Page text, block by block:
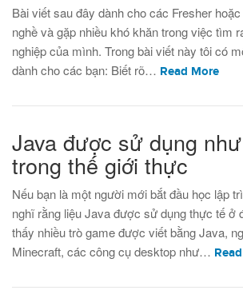
Bài viết sau đây dành cho các Fresher
nghề và gặp nhiều khó khăn trong việc tìm
nghiệp của mình. Trong bài viết này tôi có
dành cho các bạn: Biết rõ… Read More
Java được sử dụng
trong thế giới thực
Nếu bạn là một người mới bắt đầu học lập
nghĩ rằng liệu Java được sử dụng thực tế ở
thấy nhiều trò game được viết bằng Java,
Minecraft, các công cụ desktop như…